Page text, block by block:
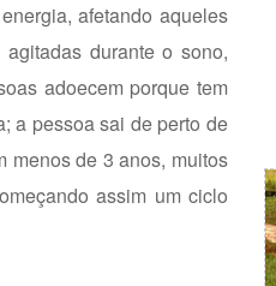
afetando aqueles
durante o sono,
adoecem porque tem
a pessoa sai de perto de
menos de 3 anos, muitos
assim um ciclo